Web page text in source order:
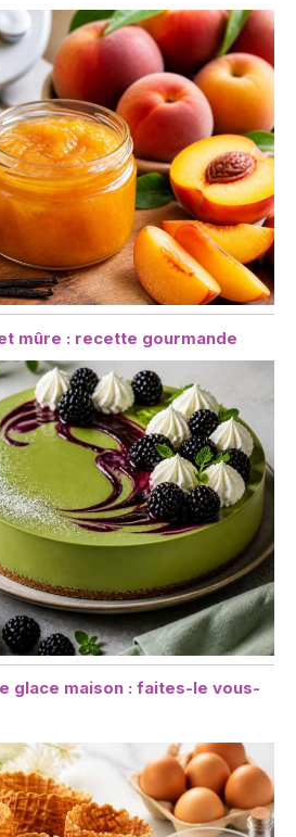
mûre : recette gourmande
glace maison : faites-le vous-